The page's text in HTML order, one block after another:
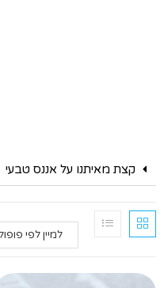
קצת מאיתנו על אננס טבעי